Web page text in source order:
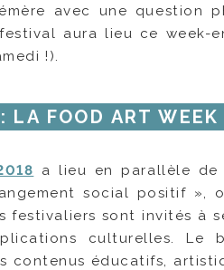
avec une question
aura lieu ce
!).
LA FOOD ART
a lieu en parallèle de
social positif »,
festivaliers sont invités à
culturelles. Le
contenus éducatifs,